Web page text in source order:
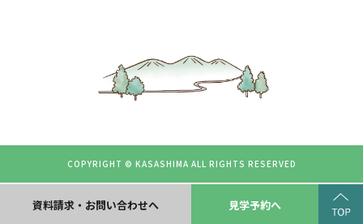
COPYRIGHT © KASASHIMA ALL RIGHTS RESERVED
資料請求・お問い合わせへ 見学予約へ